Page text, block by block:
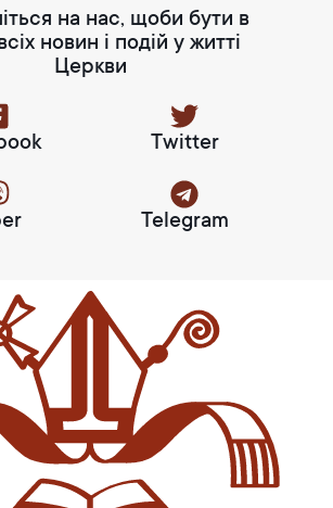
на нас, щоби бути в
новин і подій у житті
Церкви
Twitter
Telegram